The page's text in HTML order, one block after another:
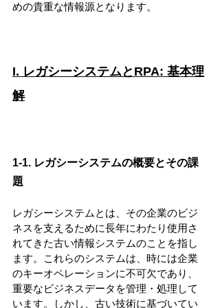
めの貴重な情報源となります。
I. レガシーシステムとRPA: 基本理
解
1-1. レガシーシステムの概要とその課
題
レガシーシステムとは、その企業のビジ
ネスを支えるために長年にわたり使用さ
れてきた古い情報システムのことを指し
ます。これらのシステムは、時には企業
のキーオペレーションに不可欠であり、
重要なビジネスデータを管理・処理して
います。しかし、古い技術に基づいてい